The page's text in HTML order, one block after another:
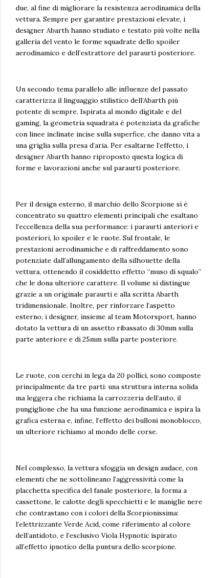
due, al fine di migliorare la resistenza aerodinamica della
vettura. Sempre per garantire prestazioni elevate, i
designer Abarth hanno studiato e testato più volte nella
galleria del vento le forme squadrate dello spoiler
aerodinamico e dell’estrattore del paraurti posteriore.
Un secondo tema parallelo alle influenze del passato
caratterizza il linguaggio stilistico dell’Abarth più
potente di sempre. Ispirata al mondo digitale e del
gaming, la geometria squadrata è potenziata da grafiche
con linee inclinate incise sulla superfice, che danno vita a
una griglia sulla presa d’aria. Per esaltarne l’effetto, i
designer Abarth hanno riproposto questa logica di
forme e lavorazioni anche sul paraurti posteriore.
Per il design esterno, il marchio dello Scorpione si è
concentrato su quattro elementi principali che esaltano
l’eccellenza della sua performance: i paraurti anteriori e
posteriori, lo spoiler e le ruote. Sul frontale, le
prestazioni aerodinamiche e di raffreddamento sono
potenziate dall’allungamento della silhouette della
vettura, ottenendo il cosiddetto effetto “muso di squalo”
che le dona ulteriore carattere. Il volume si distingue
grazie a un originale paraurti e alla scritta Abarth
tridimensionale. Inoltre, per rinforzare l’aspetto
esterno, i designer, insieme al team Motorsport, hanno
dotato la vettura di un assetto ribassato di 30mm sulla
parte anteriore e di 25mm sulla parte posteriore.
Le ruote, con cerchi in lega da 20 pollici, sono composte
principalmente da tre parti: una struttura interna solida
ma leggera che richiama la carrozzeria dell’auto, il
pungiglione che ha una funzione aerodinamica e ispira la
grafica esterna e, infine, l’effetto dei bulloni monoblocco,
un ulteriore richiamo al mondo delle corse.
Nel complesso, la vettura sfoggia un design audace, con
elementi che ne sottolineano l’aggressività come la
placchetta specifica del fanale posteriore, la forma a
cassettone, le calotte degli specchietti e le maniglie nere
che contrastano con i colori della Scorpionissima:
l’elettrizzante Verde Acid, come riferimento al colore
dell’antidoto, e l’esclusivo Viola Hypnotic ispirato
all’effetto ipnotico della puntura dello scorpione.